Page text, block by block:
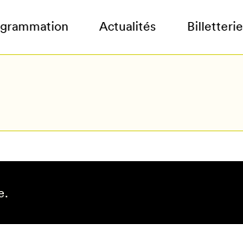
Actualités Billetterie